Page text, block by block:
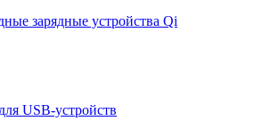
зарядные устройства Qi
USB-устройств